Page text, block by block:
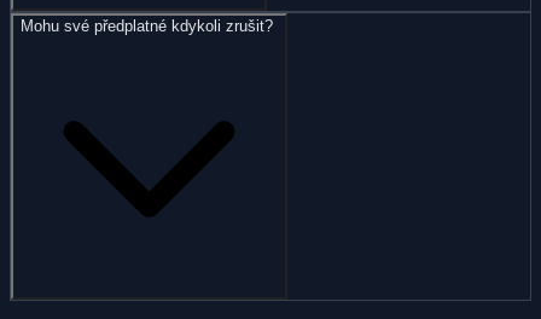
Mohu své předplatné kdykoli zrušit?